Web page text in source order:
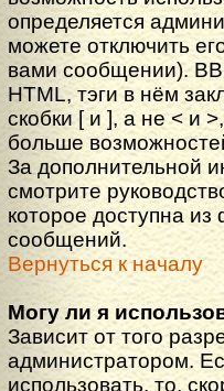
определяется
можете отключить
вами сообщении).
HTML, тэги в нём
скобки [ и ], а не < и
больше
За дополнительной
смотрите
которое доступна
сообщений.
Вернуться к началу
Могу ли я
Зависит от того
администратором.
использовать, то,